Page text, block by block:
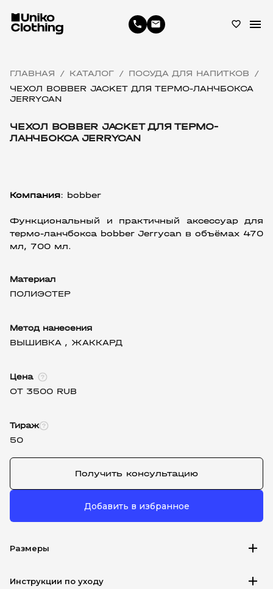
phone email favorite_border menu
ГЛАВНАЯ / КАТАЛОГ / ПОСУДА ДЛЯ НАПИТКОВ /
ЧЕХОЛ BOBBER JACKET ДЛЯ ТЕРМО-ЛАНЧБОКСА
JERRYCAN
ЧЕХОЛ BOBBER JACKET ДЛЯ ТЕРМО-
ЛАНЧБОКСА JERRYCAN
Компания: bobber
Функциональный и практичный аксессуар для
термо-ланчбокса bobber Jerrycan в объёмах 470
мл, 700 мл.
Материал
ПОЛИЭСТЕР
Метод нанесения
ВЫШИВКА , ЖАККАРД
Цена
ОТ 3500 RUB
Тираж
50
Получить консультацию
Добавить в избранное
Размеры add
Инструкции по уходу add